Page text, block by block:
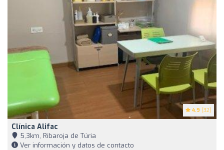
4.9 (32)
Clínica Alifac
5,3km, Ribaroja de Túria
Ver información y datos de contacto